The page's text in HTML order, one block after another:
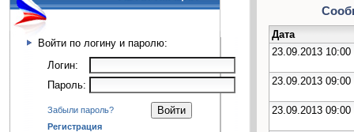
Войти по логину и паролю:
Логин:
Пароль:
Забыли пароль?
Регистрация
Дата
23.09.2013 10:00
23.09.2013 09:00
23.09.2013 09:00